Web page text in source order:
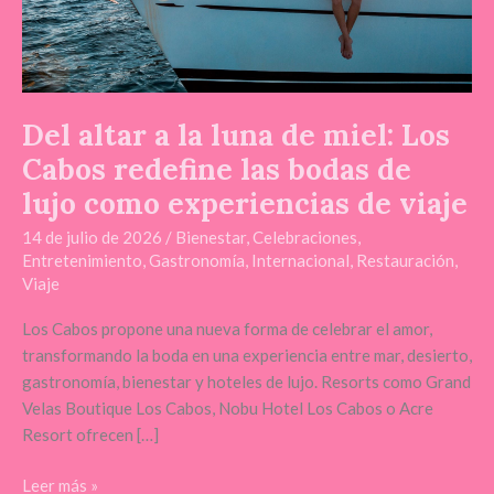
Del altar a la luna de miel: Los
Cabos redefine las bodas de
lujo como experiencias de viaje
14 de julio de 2026 / Bienestar,Celebraciones,
Entretenimiento,Gastronomía, Internacional, Restauración,
Viaje
Los Cabos propone una nueva forma de celebrar el amor,
transformando la boda en una experiencia entre mar, desierto,
gastronomía, bienestar y hoteles de lujo. Resorts como Grand
Velas Boutique Los Cabos, Nobu Hotel Los Cabos o Acre
Resort ofrecen […]
Cabos
redefine
las
bodas
de
lujo
como
experiencias
de
viaje
Leer más »